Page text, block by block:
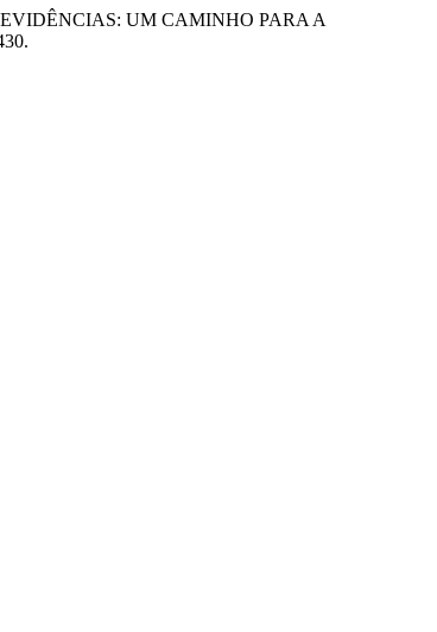
EVIDÊNCIAS: UM CAMINHO PARA A